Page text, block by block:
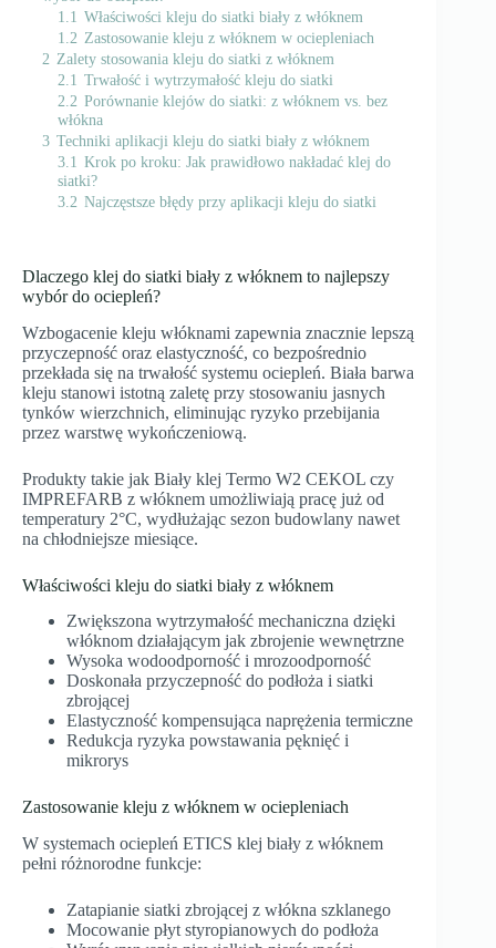
1.1 Właściwości kleju do siatki biały z włóknem
1.2 Zastosowanie kleju z włóknem w ociepleniach
2 Zalety stosowania kleju do siatki z włóknem
2.1 Trwałość i wytrzymałość kleju do siatki
2.2 Porównanie klejów do siatki: z włóknem vs. bez
włókna
3 Techniki aplikacji kleju do siatki biały z włóknem
3.1 Krok po kroku: Jak prawidłowo nakładać klej do
siatki?
3.2 Najczęstsze błędy przy aplikacji kleju do siatki
Dlaczego klej do siatki biały z włóknem to najlepszy
wybór do ociepleń?
Wzbogacenie kleju włóknami zapewnia znacznie lepszą
przyczepność oraz elastyczność, co bezpośrednio
przekłada się na trwałość systemu ociepleń. Biała barwa
kleju stanowi istotną zaletę przy stosowaniu jasnych
tynków wierzchnich, eliminując ryzyko przebijania
przez warstwę wykończeniową.
Produkty takie jak Biały klej Termo W2 CEKOL czy
IMPREFARB z włóknem umożliwiają pracę już od
temperatury 2°C, wydłużając sezon budowlany nawet
na chłodniejsze miesiące.
Właściwości kleju do siatki biały z włóknem
Zwiększona wytrzymałość mechaniczna dzięki
włóknom działającym jak zbrojenie wewnętrzne
Wysoka wodoodporność i mrozoodporność
Doskonała przyczepność do podłoża i siatki
zbrojącej
Elastyczność kompensująca naprężenia termiczne
Redukcja ryzyka powstawania pęknięć i
mikrorys
Zastosowanie kleju z włóknem w ociepleniach
W systemach ociepleń ETICS klej biały z włóknem
pełni różnorodne funkcje:
Zatapianie siatki zbrojącej z włókna szklanego
Mocowanie płyt styropianowych do podłoża